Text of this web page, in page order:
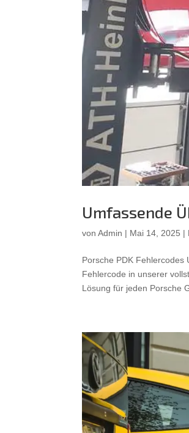
Umfassende
vonAdmin | Mai 14, 2025 |
Porsche PDK Fehlercodes
Fehlercode in unserer
Lösung für jeden Porsche